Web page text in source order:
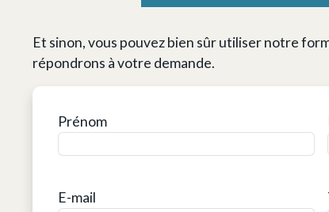
Et sinon, vous pouvez bien sûr utiliser notre
répondrons à votre demande.
Prénom
E-mail